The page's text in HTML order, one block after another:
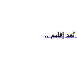
إقليم